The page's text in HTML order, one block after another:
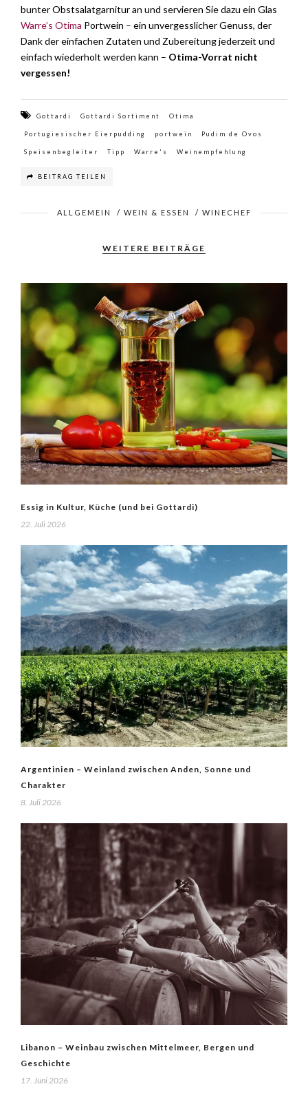
bunter Obstsalatgarnitur an und servieren Sie dazu ein Glas
Warre’s Otima Portwein – ein unvergesslicher Genuss, der
Dank der einfachen Zutaten und Zubereitung jederzeit und
einfach wiederholt werden kann – Otima-Vorrat nicht
vergessen!
Gottardi Gottardi Sortiment Otima
Portugiesischer Eierpudding portwein Pudim de Ovos
Speisenbegleiter Tipp Warre's Weinempfehlung
BEITRAG TEILEN
ALLGEMEIN / WEIN & ESSEN / WINECHEF
WEITERE BEITRÄGE
Essig in Kultur, Küche (und bei Gottardi)
22. Juli 2026
Argentinien – Weinland zwischen Anden, Sonne und
Charakter
8. Juli 2026
Libanon – Weinbau zwischen Mittelmeer, Bergen und
Geschichte
17. Juni 2026